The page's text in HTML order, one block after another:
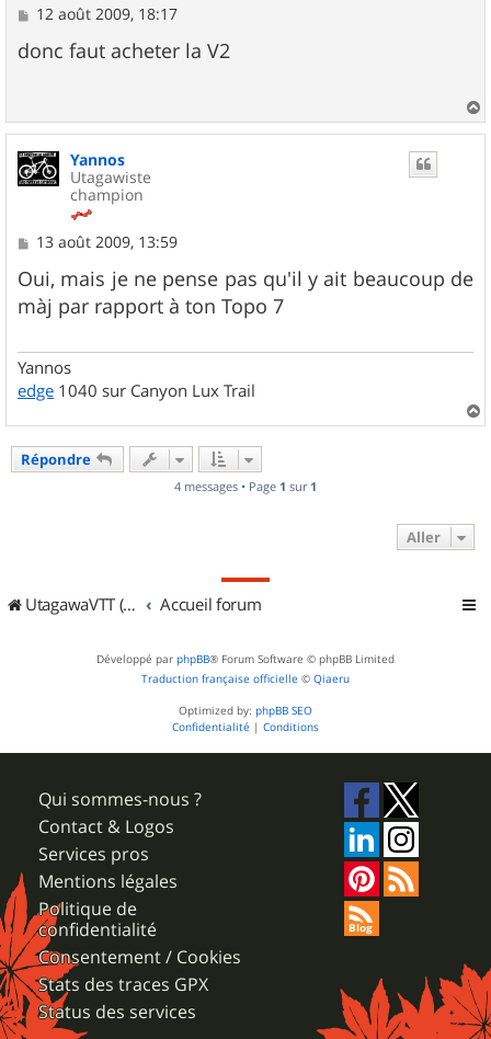
M
s
s
e
12 août 2009, 18:17
donc faut acheter la V2
a
Yannos
Utagawiste
champion
M
s
s
a
13 août 2009, 13:59
Oui, mais je ne pense pas qu'il y ait beaucoup de
màj par rapport à ton Topo 7
Yannos
edge 1040 sur Canyon Lux Trail
a
Répondre
4 messages • Page 1 sur 1
Aller
UtagawaVTT (Randos VTT et VTTAE avec traces GPS) Accueil forum
Développé par phpBB® Forum Software © phpBB Limited
Traduction française officielle © Qiaeru
Optimized by: phpBB SEO
Confidentialité | Conditions
Qui sommes-nous ?
Contact & Logos
Services pros
Mentions légales
Politique de
confidentialité
Consentement / Cookies
Stats des traces GPX
Status des services